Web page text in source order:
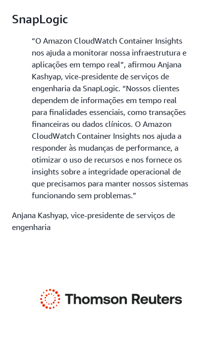
SnapLogic
“O Amazon CloudWatch Container Insights
nos ajuda a monitorar nossa infraestrutura e
aplicações em tempo real”, afirmou Anjana
Kashyap, vice-presidente de serviços de
engenharia da SnapLogic. “Nossos clientes
dependem de informações em tempo real
para finalidades essenciais, como transações
financeiras ou dados clínicos. O Amazon
CloudWatch Container Insights nos ajuda a
responder às mudanças de performance, a
otimizar o uso de recursos e nos fornece os
insights sobre a integridade operacional de
que precisamos para manter nossos sistemas
funcionando sem problemas.”
Anjana Kashyap, vice-presidente de serviços de
engenharia